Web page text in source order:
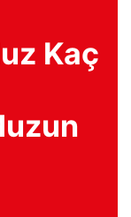
Kaç